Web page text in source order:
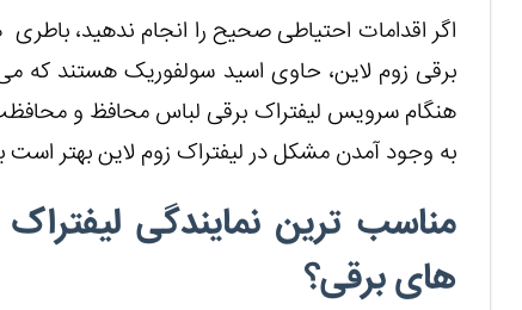
اگر اقدامات احتیاطی صحیح را انجام ندهید،
برقی زوم لاین، حاوی اسید سولفوریک هستند
هنگام سرویس لیفتراک برقی لباس محافظ و
به وجود آمدن مشکل در لیفتراک زوم لاین بهتر است
مناسب ترین نمایندگی
های برقی؟